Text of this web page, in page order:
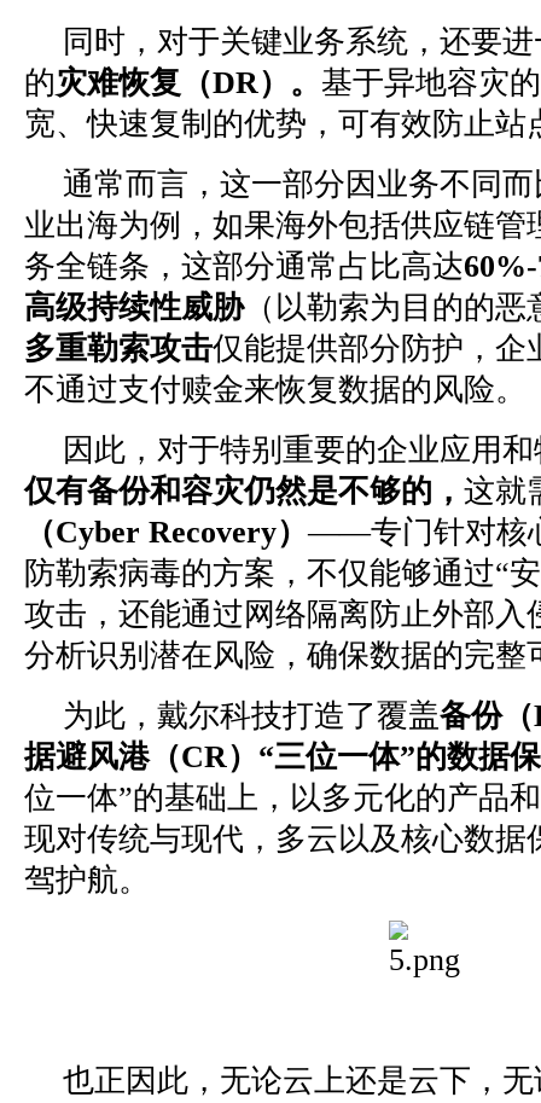
同时，对于关键业务系统，还要
的灾难恢复（DR）。 基于异地容灾
宽、快速复制的优势，可有效防止站
通常而言，这一部分因业务不同
业出海为例，如果海外包括供应链管
务全链条，这部分通常占比高达
高级持续性威胁（以勒索为目的的恶
多重勒索攻击仅能提供部分防护，企
不通过支付赎金来恢复数据的风险。
因此，对于特别重要的企业应用
仅有备份和容灾仍然是不够的， 这就
（Cyber Recovery）——专门针对核
防勒索病毒的方案，不仅能够通过“
攻击，还能通过网络隔离防止外部入
分析识别潜在风险，确保数据的完整
为此，戴尔科技打造了覆盖备份
据避风港（CR）“三位一体”的数据
位一体”的基础上，以多元化的产品
现对传统与现代，多云以及核心数据
驾护航。
也正因此，无论云上还是云下，